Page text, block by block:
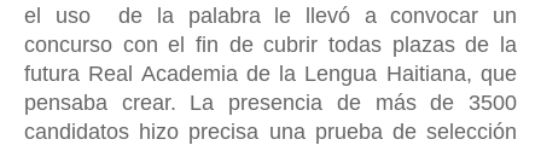
el uso de la palabra le llevó a convocar un
concurso con el fin de cubrir todas plazas de la
futura Real Academia de la Lengua Haitiana, que
pensaba crear. La presencia de más de 3500
candidatos hizo precisa una prueba de selección